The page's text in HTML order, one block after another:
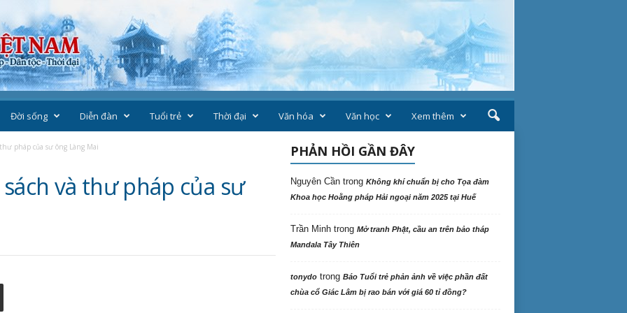
Đời sống Diễn đàn Tuổi trẻ Thời đại Văn hóa Văn học Xem thêm
pháp của sư ông Làng Mai
và thư pháp của sư
PHẢN HỒI GẦN ĐÂY
Nguyên Cầntrong Không khí chuẩn bị cho Tọa đàm
Khoa học Hoằng pháp Hải ngoại năm 2025 tại Huế
Trần Minhtrong Mở tranh Phật, cầu an trên bảo tháp
Mandala Tây Thiên
tonydotrong Báo Tuổi trẻ phản ảnh về việc phần đất
chùa cổ Giác Lâm bị rao bán với giá 60 tỉ đồng?